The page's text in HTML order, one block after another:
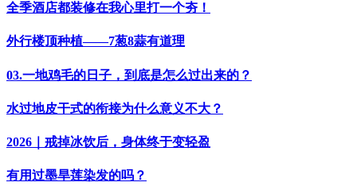
全季酒店都装修在我心里打一个夯！
外行楼顶种植——7葱8蒜有道理
03.一地鸡毛的日子，到底是怎么过出来的？
水过地皮干式的衔接为什么意义不大？
2026｜戒掉冰饮后，身体终于变轻盈
有用过墨旱莲染发的吗？